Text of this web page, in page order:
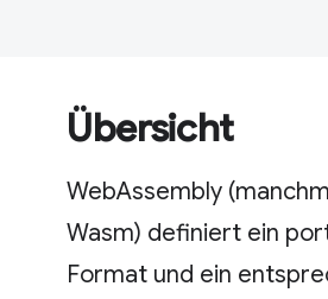
Übersicht
WebAssembly
Wasm) definiert ein
Format und ein